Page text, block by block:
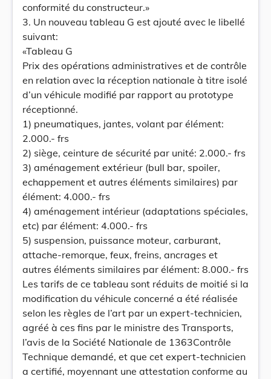
conformité du constructeur.»
3. Un nouveau tableau G est ajouté avec le libellé
suivant:
«Tableau G
Prix des opérations administratives et de contrôle
en relation avec la réception nationale à titre isolé
d’un véhicule modifié par rapport au prototype
réceptionné.
1) pneumatiques, jantes, volant par élément:
2.000.- frs
2) siège, ceinture de sécurité par unité: 2.000.- frs
3) aménagement extérieur (bull bar, spoiler,
echappement et autres éléments similaires) par
élément: 4.000.- frs
4) aménagement intérieur (adaptations spéciales,
etc) par élément: 4.000.- frs
5) suspension, puissance moteur, carburant,
attache-remorque, feux, freins, ancrages et
autres éléments similaires par élément: 8.000.- frs
Les tarifs de ce tableau sont réduits de moitié si la
modification du véhicule concerné a été réalisée
selon les règles de l’art par un expert-technicien,
agréé à ces fins par le ministre des Transports,
l’avis de la Société Nationale de 1363Contrôle
Technique demandé, et que cet expert-technicien
a certifié, moyennant une attestation conforme au